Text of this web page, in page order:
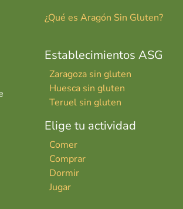
¿Qué es Aragón Sin Gluten?
Establecimientos ASG
Zaragoza sin gluten
Huesca sin gluten
Teruel sin gluten
Elige tu actividad
Comer
Comprar
Dormir
Jugar